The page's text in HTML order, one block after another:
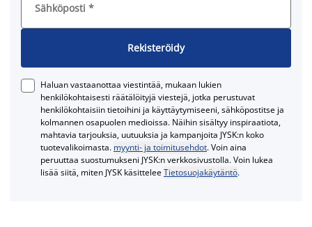
Sähköposti *
Rekisteröidy
Haluan vastaanottaa viestintää, mukaan lukien
henkilökohtaisesti räätälöityjä viestejä, jotka perustuvat
henkilökohtaisiin tietoihini ja käyttäytymiseeni, sähköpostitse ja
kolmannen osapuolen medioissa. Näihin sisältyy inspiraatiota,
mahtavia tarjouksia, uutuuksia ja kampanjoita JYSK:n koko
tuotevalikoimasta. myynti- ja toimitusehdot. Voin aina
peruuttaa suostumukseni JYSK:n verkkosivustolla. Voin lukea
lisää siitä, miten JYSK käsitteleeTietosuojakäytäntö.